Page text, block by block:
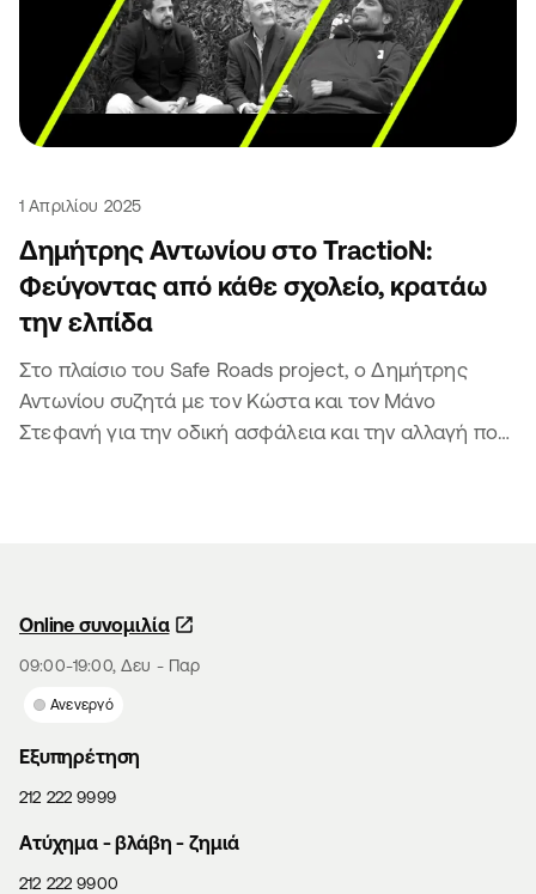
1 Απριλίου 2025
Δημήτρης Αντωνίου στο TractioN:
Φεύγοντας από κάθε σχολείο, κρατάω
την ελπίδα
Στο πλαίσιο του Safe Roads project, ο Δημήτρης
Αντωνίου συζητά με τον Κώστα και τον Μάνο
Στεφανή για την οδική ασφάλεια και την αλλαγή που
Online συνομιλία
09:00-19:00, Δευ - Παρ
Ανενεργό
Εξυπηρέτηση
212 222 9999
Aτύχημα - βλάβη - ζημιά
212 222 9900